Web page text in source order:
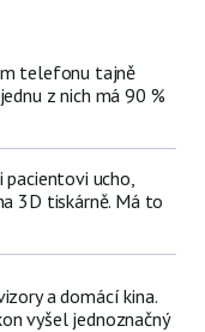
telefonu tajně
z nich má 90 %
ucho,
3D tiskárně. Má to
a domácí kina.
vyšel jednoznačný